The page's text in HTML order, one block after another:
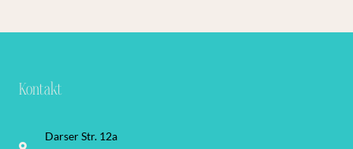
Kontakt
Darser Str. 12a